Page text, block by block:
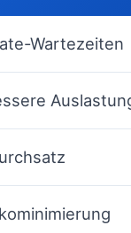
Wartezeiten